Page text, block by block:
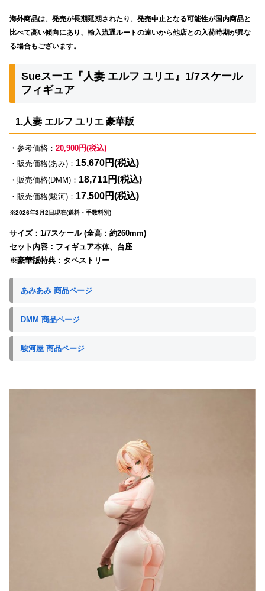
海外商品は、発売が長期延期されたり、発売中止となる可能性が国内商品と
比べて高い傾向にあり、輸入流通ルートの違いから他店との入荷時期が異な
る場合もございます。
Sueスーエ『人妻 エルフ ユリエ』1/7スケール
フィギュア
1.人妻 エルフ ユリエ 豪華版
・参考価格： 20,900円(税込)
・販売価格(あみ)： 15,670円(税込)
・販売価格(DMM)： 18,711円(税込)
・販売価格(駿河)： 17,500円(税込)
※2026年3月2日現在(送料・手数料別)
サイズ：1/7スケール (全高：約260mm)
セット内容：フィギュア本体、台座
※豪華版特典：タペストリー
あみあみ 商品ページ
DMM 商品ページ
駿河屋 商品ページ